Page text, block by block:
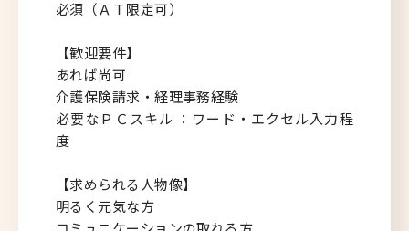
必須（ＡＴ限定可）
【歓迎要件】
あれば尚可
介護保険請求・経理事務経験
必要なＰＣスキル ：ワード・エクセル入力程
度
【求められる人物像】
明るく元気な方